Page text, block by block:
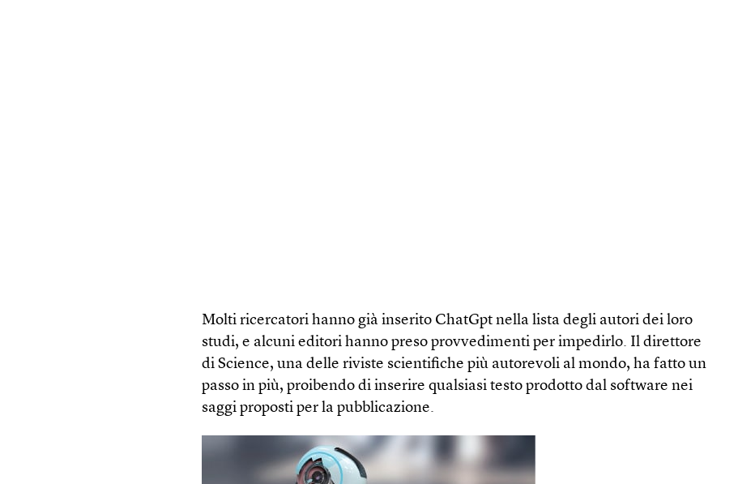
Molti ricercatori hanno già inserito ChatGpt nella lista degli autori dei loro
studi, e alcuni editori hanno preso provvedimenti per impedirlo. Il direttore
di Science, una delle riviste scientifiche più autorevoli al mondo, ha fatto un
passo in più, proibendo di inserire qualsiasi testo prodotto dal software nei
saggi proposti per la pubblicazione.